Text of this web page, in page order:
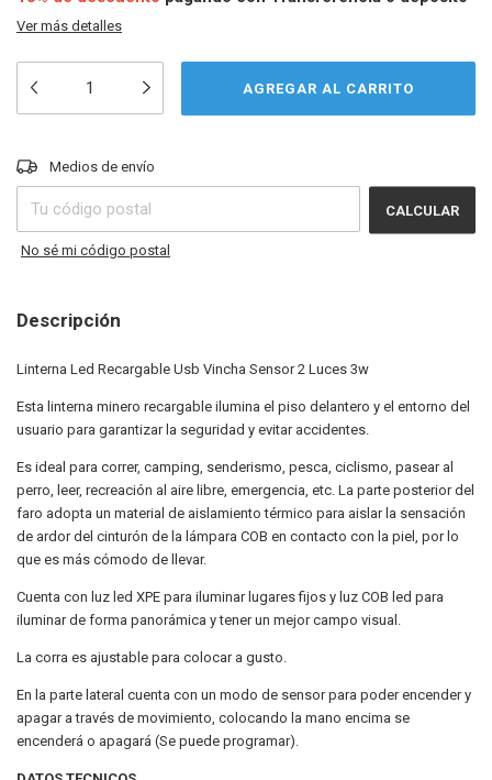
Ver más detalles
Entregas para el CP:
Medios de envío
CALCULAR
No sé mi código postal
Descripción
Linterna Led Recargable Usb Vincha Sensor 2 Luces 3w
Esta linterna minero recargable ilumina el piso delantero y el entorno del
usuario para garantizar la seguridad y evitar accidentes.
Es ideal para correr, camping, senderismo, pesca, ciclismo, pasear al
perro, leer, recreación al aire libre, emergencia, etc. La parte posterior del
faro adopta un material de aislamiento térmico para aislar la sensación
de ardor del cinturón de la lámpara COB en contacto con la piel, por lo
que es más cómodo de llevar.
Cuenta con luz led XPE para iluminar lugares fijos y luz COB led para
iluminar de forma panorámica y tener un mejor campo visual.
La corra es ajustable para colocar a gusto.
En la parte lateral cuenta con un modo de sensor para poder encender y
apagar a través de movimiento, colocando la mano encima se
encenderá o apagará (Se puede programar).